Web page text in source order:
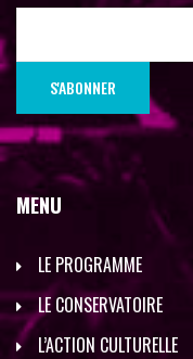
MENU
LE PROGRAMME
LE CONSERVATOIRE
L’ACTION CULTURELLE